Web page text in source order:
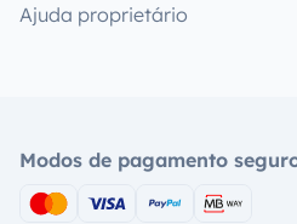
Ajuda proprietário
Modos de pagamento